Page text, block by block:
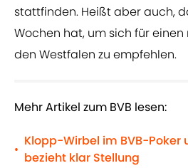
stattfinden. Heißt aber auch,
Wochen hat, um sich für
den Westfalen zu empfehlen.
Mehr Artikel zum BVB lesen:
•
Klopp-Wirbel im BVB-Poker
bezieht klar Stellung